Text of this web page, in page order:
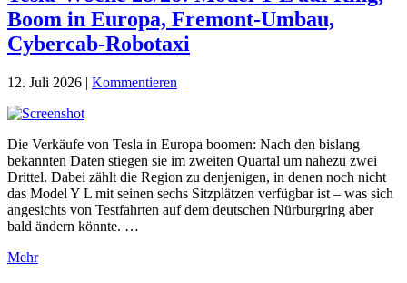
Boom in Europa, Fremont-Umbau,
Cybercab-Robotaxi
12. Juli 2026 | Kommentieren
Die Verkäufe von Tesla in Europa boomen: Nach den bislang
bekannten Daten stiegen sie im zweiten Quartal um nahezu zwei
Drittel. Dabei zählt die Region zu denjenigen, in denen noch nicht
das Model Y L mit seinen sechs Sitzplätzen verfügbar ist – was sich
angesichts von Testfahrten auf dem deutschen Nürburgring aber
bald ändern könnte. …
Mehr